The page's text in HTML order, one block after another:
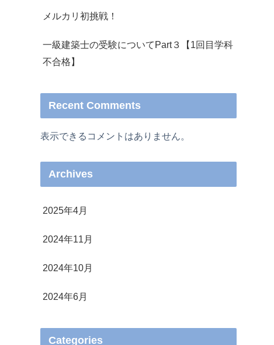
メルカリ初挑戦！
一級建築士の受験についてPart３【1回目学科
不合格】
Recent Comments
表示できるコメントはありません。
Archives
2025年4月
2024年11月
2024年10月
2024年6月
Categories